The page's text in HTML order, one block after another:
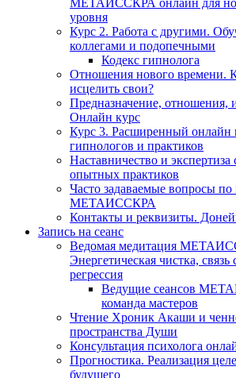
МЕТАИССКРА онлайн для
уровня
Курс 2. Работа с другими.
коллегами и подопечными
Кодекс гипнолога
Отношения нового времени.
исцелить свои?
Предназначение, отношения,
Онлайн курс
Курс 3. Расширенный онлайн
гипнологов и практиков
Наставничество и экспертиза
опытных практиков
Часто задаваемые вопросы по
МЕТАИССКРА
Контакты и реквизиты.
Запись на сеанс
Ведомая медитация
Энергетическая чистка, связь
регрессия
Ведущие сеансов
команда мастеров
Чтение Хроник Акаши и
пространства Души
Консультация психолога
Прогностика. Реализация
будущего